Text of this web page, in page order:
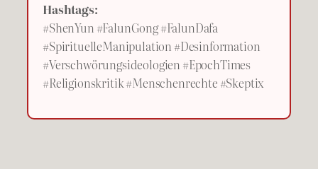
Hashtags:
#ShenYun #FalunGong #FalunDafa
#SpirituelleManipulation #Desinformation
#Verschwörungsideologien #EpochTimes
#Religionskritik #Menschenrechte #Skeptix